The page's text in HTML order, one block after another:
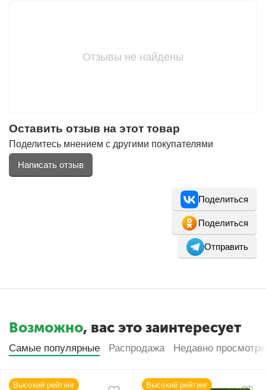
Отзывы не найдены
Оставить отзыв на этот товар
Поделитесь мнением с другими покупателями
Написать отзыв
Поделиться
Поделиться
Отправить
Возможно, вас это заинтересует
Самые популярные Распродажа Недавно
Высокий рейтинг Высокий рейтинг